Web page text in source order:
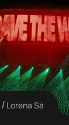
Lorena Sá